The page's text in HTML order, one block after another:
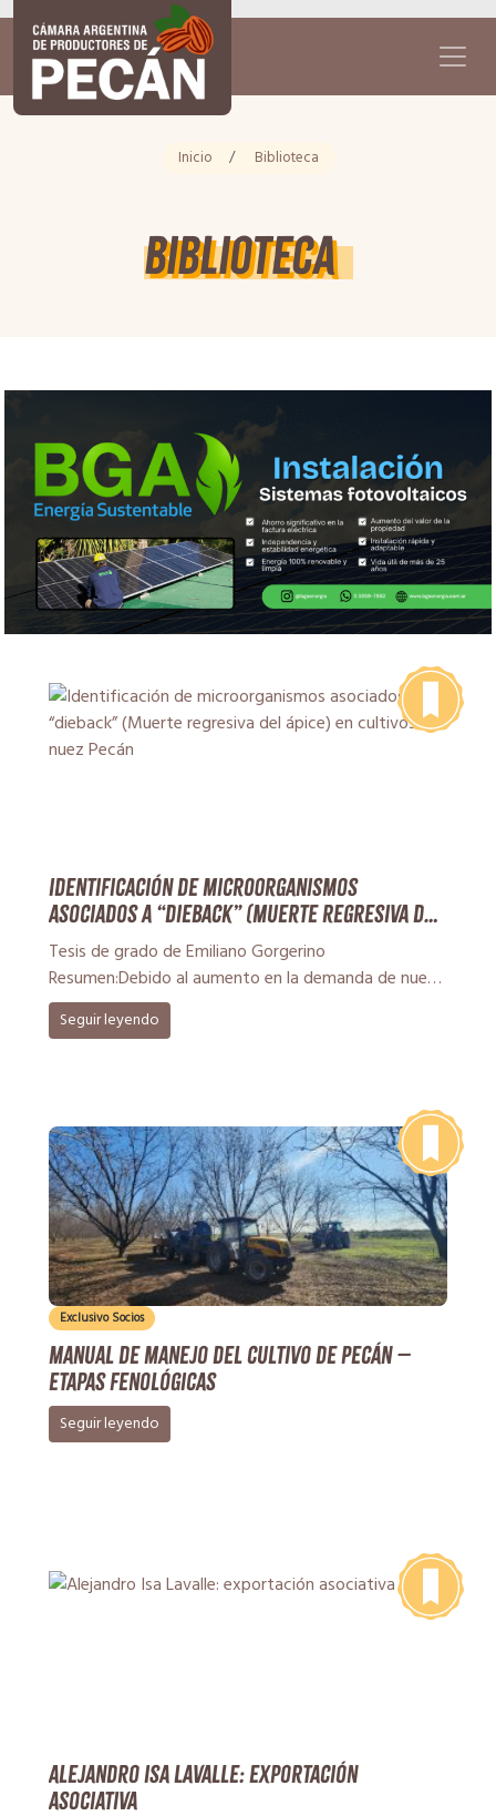
Inicio / Biblioteca
Biblioteca
Identificación de microorganismos
asociados a “dieback” (Muerte regresiva del
ápice) en cultivos de nuez Pecán
Tesis de grado de Emiliano Gorgerino
Resumen:Debido al aumento en la demanda de nuez
Pecán (Carya illinoinensis) a nivel mundialen […]
Seguir leyendo
Exclusivo Socios
Manual de manejo del cultivo de Pecán –
Etapas Fenológicas
Seguir leyendo
Alejandro Isa Lavalle: exportación
asociativa